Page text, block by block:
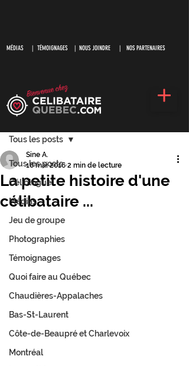
MÉDIAS| TÉMOIGNAGES | NOUS JOINDRE | NOS PARTENAIRES
Post
Tous les posts
Céliblogue
Médias
Jeu de groupe
Photographies
Témoignages
Quoi faire au Québec
Chaudières-Appalaches
Bas-St-Laurent
Côte-de-Beaupré et Charlevoix
Montréal
Tous les posts
La petite histoire d'une
célibataire ...
Sine A.
16 mai 2016 2 min de lecture